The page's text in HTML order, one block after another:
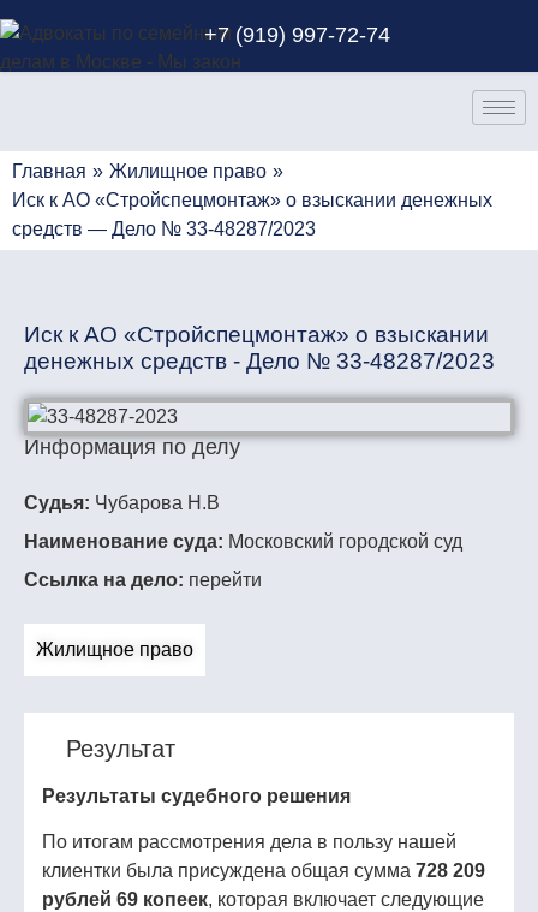
+7 (919) 997-72-74
Главная » Жилищное право »
Иск к АО «Стройспецмонтаж» о взыскании денежных
средств — Дело № 33-48287/2023
Иск к АО «Стройспецмонтаж» о взыскании
денежных средств - Дело № 33-48287/2023
Информация по делу
Судья: Чубарова Н.В
Наименование суда: Московский городской суд
Ссылка на дело: перейти
Жилищное право
Результат
Результаты судебного решения
По итогам рассмотрения дела в пользу нашей
клиентки была присуждена общая сумма 728 209
рублей 69 копеек, которая включает следующие